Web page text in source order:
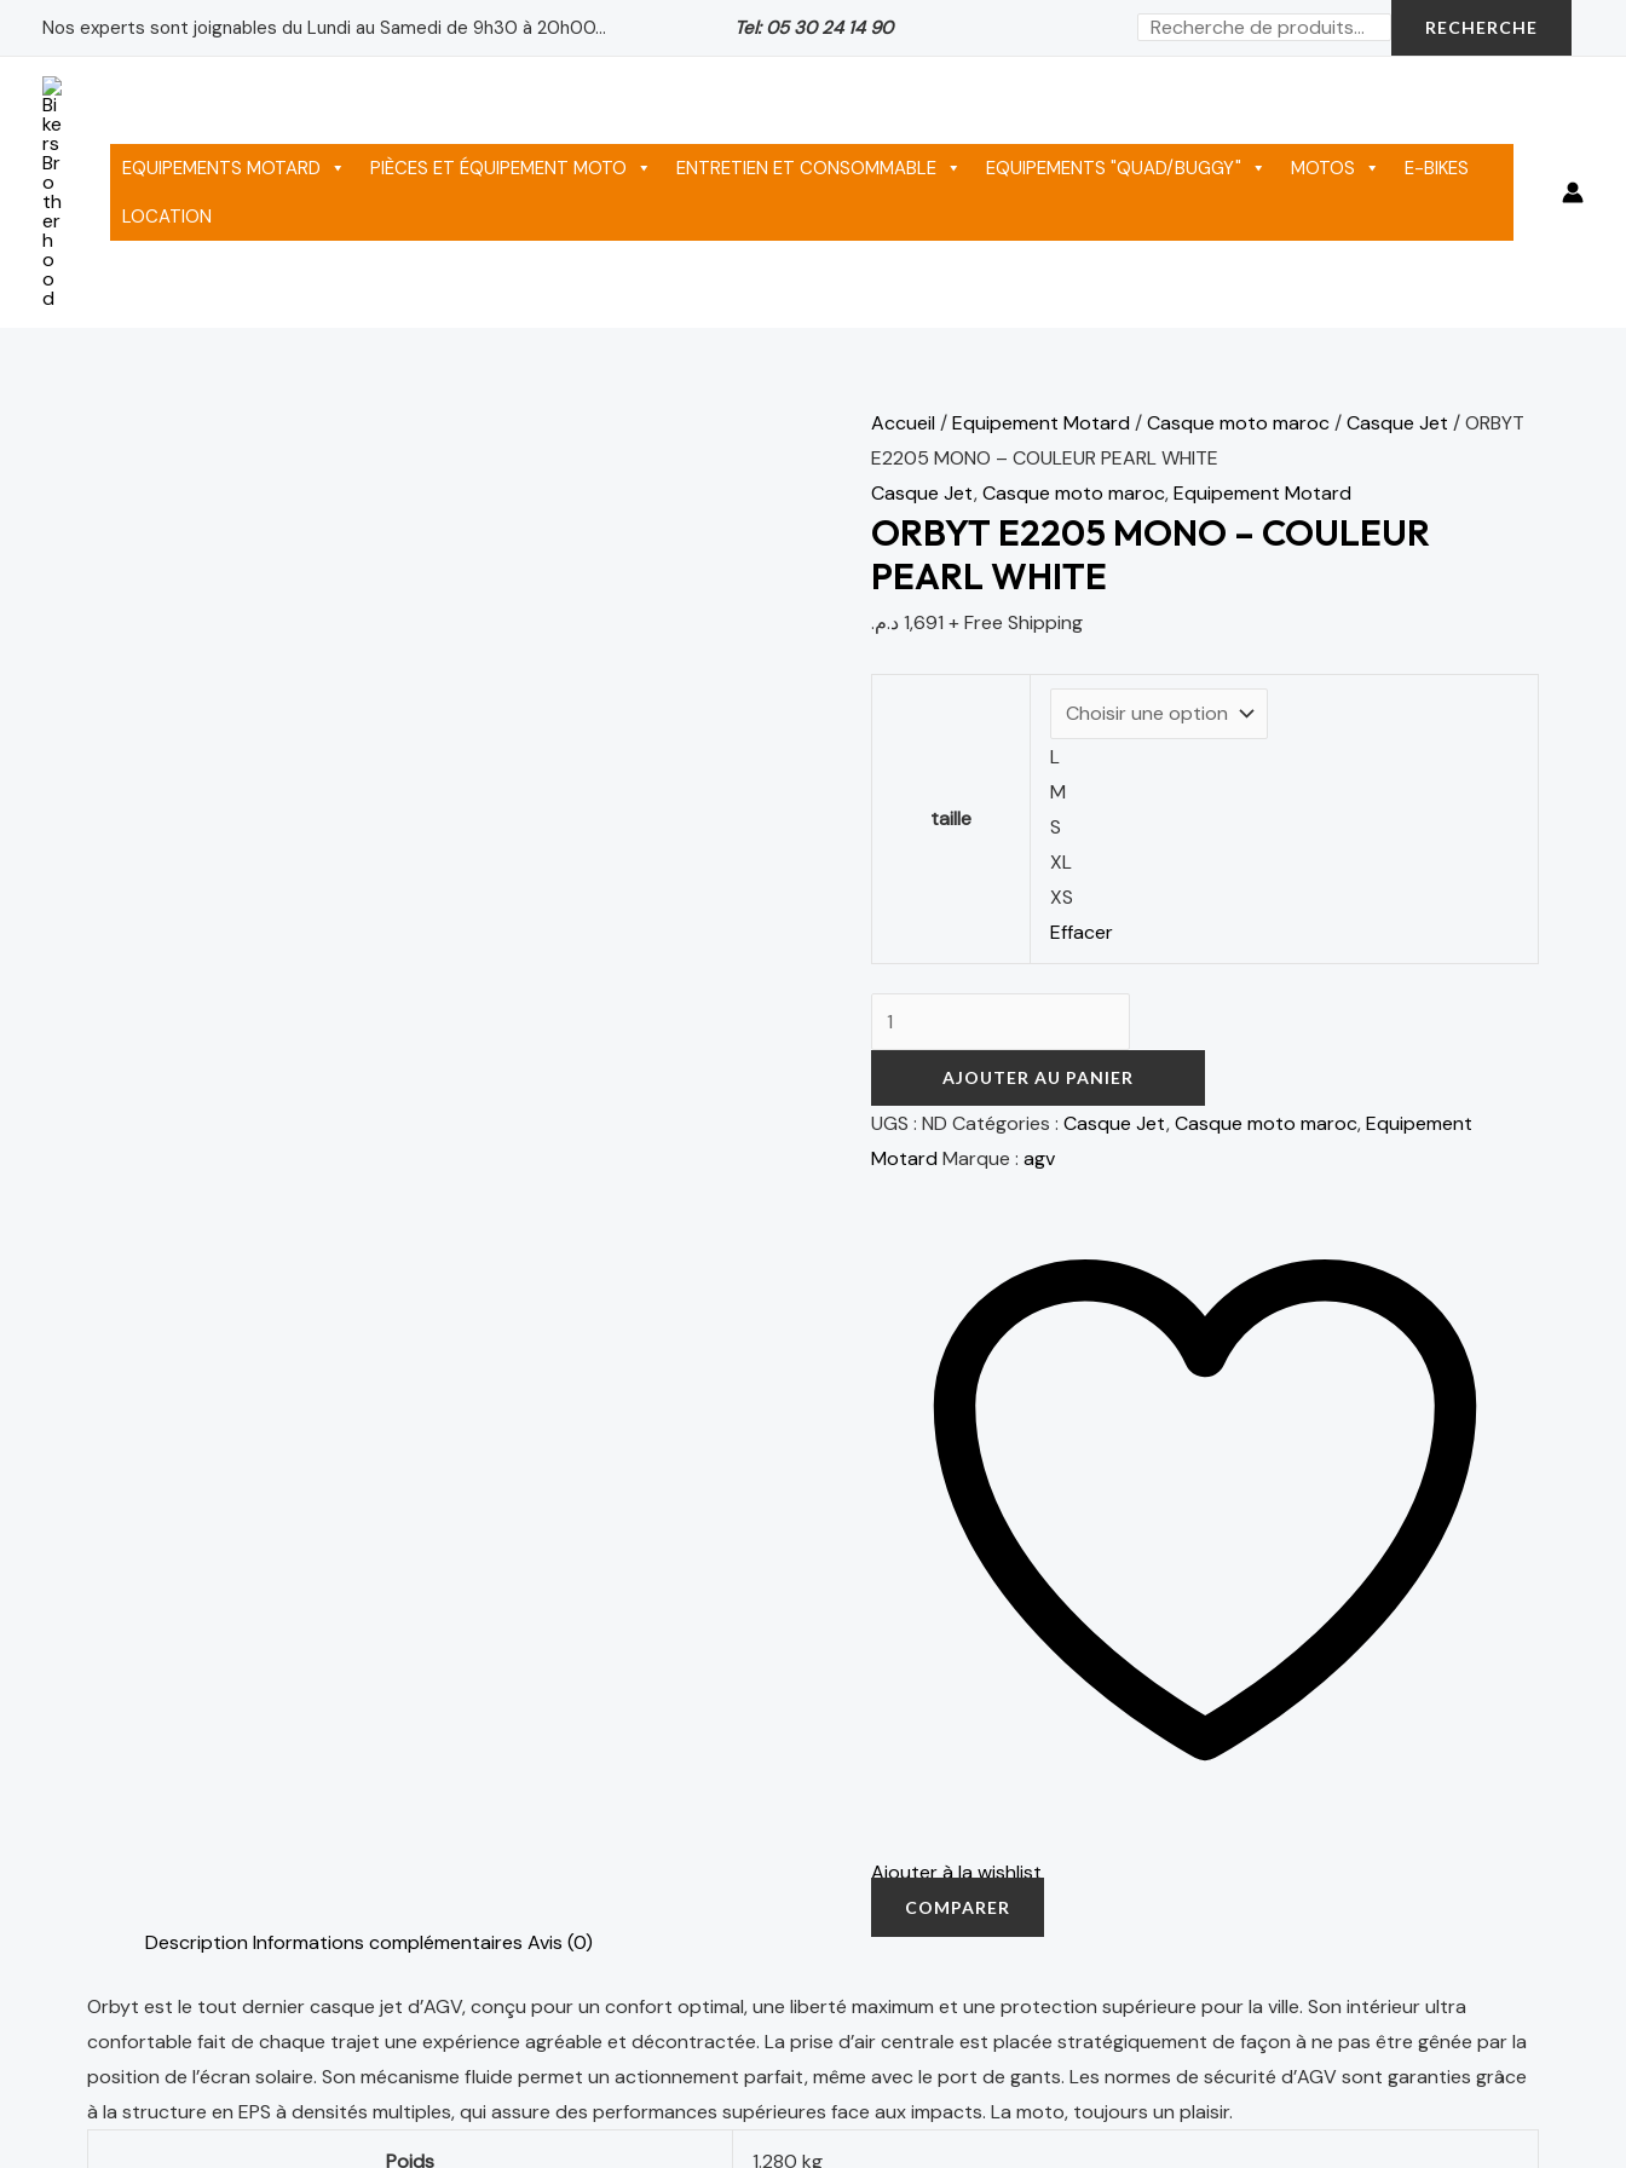
contenu
Nos experts sont joignables du Lundi au Samedi de 9h30 à 20h00... Tel: 05 30 24 14 90 Rechercher RECHERCHE
EQUIPEMENTS MOTARD PIÈCES ET ÉQUIPEMENT MOTO ENTRETIEN ET CONSOMMABLE EQUIPEMENTS "QUAD/BUGGY" MOTOS
E-BIKES
LOCATION
Accueil /Equipement Motard /Casque moto maroc /Casque Jet / ORBYT
E2205 MONO – COULEUR PEARL WHITE
Casque Jet,Casque moto maroc,Equipement Motard
ORBYT E2205 MONO – COULEUR
PEARL WHITE
1,691د.م. + Free Shipping
taille
L
M
S
XL
XS
Effacer
quantité
MONO
AJOUTER AU PANIER
UGS : ND Catégories : Casque Jet,Casque moto maroc,Equipement
MotardMarque : agv
Ajouter à la wishlist
COMPARER
DescriptionInformations complémentaires Avis (0)
Orbyt est le tout dernier casque jet d’AGV, conçu pour un confort optimal, une liberté maximum et une protection supérieure pour la ville. Son intérieur ultra
confortable fait de chaque trajet une expérience agréable et décontractée. La prise d’air centrale est placée stratégiquement de façon à ne pas être gênée par la
position de l’écran solaire. Son mécanisme fluide permet un actionnement parfait, même avec le port de gants. Les normes de sécurité d’AGV sont garanties grâce
à la structure en EPS à densités multiples, qui assure des performances supérieures face aux impacts. La moto, toujours un plaisir.
Poids
1.280 kg